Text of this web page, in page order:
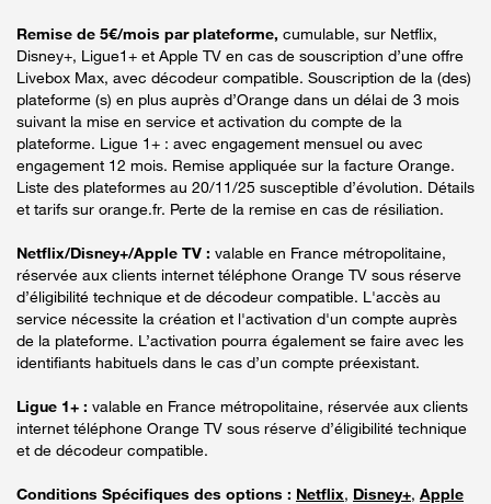
Remise de 5€/mois par plateforme, cumulable, sur Netflix,
Disney+, Ligue1+ et Apple TV en cas de souscription d’une offre
Livebox Max, avec décodeur compatible. Souscription de la (des)
plateforme (s) en plus auprès d’Orange dans un délai de 3 mois
suivant la mise en service et activation du compte de la
plateforme. Ligue 1+ : avec engagement mensuel ou avec
engagement 12 mois. Remise appliquée sur la facture Orange.
Liste des plateformes au 20/11/25 susceptible d’évolution. Détails
et tarifs sur orange.fr. Perte de la remise en cas de résiliation.
Netflix/Disney+/Apple TV : valable en France métropolitaine,
réservée aux clients internet téléphone Orange TV sous réserve
d’éligibilité technique et de décodeur compatible. L'accès au
service nécessite la création et l'activation d'un compte auprès
de la plateforme. L’activation pourra également se faire avec les
identifiants habituels dans le cas d’un compte préexistant.
Ligue 1+ : valable en France métropolitaine, réservée aux clients
internet téléphone Orange TV sous réserve d’éligibilité technique
et de décodeur compatible.
Conditions Spécifiques des options : Netflix, Disney+, Apple